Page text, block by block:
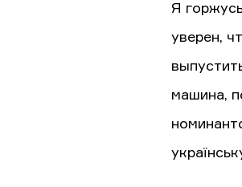
Я
уверен,
машина,